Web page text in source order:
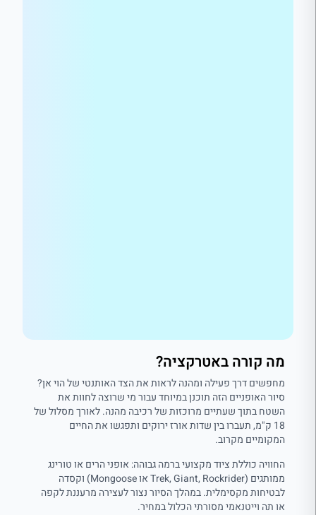
מה קורה באטרקציה?
מחפשים דרך פעילה ומהנה לראות את הצד האותנטי של הוי אן?
סיור האופניים הזה תוכנן במיוחד עבור מי שרוצה לחוות את
השטח בתוך שעתיים מרוכזות של רכיבה מהנה. לאורך מסלול של
18 ק"מ, תעברו בין שדות אורז ירוקים ותפגשו את החיים
המקומיים מקרוב.
החוויה כוללת ציוד מקצועי ברמה גבוהה: אופני הרים או טורינג
ממותגים (Trek, Giant, Rockrider או Mongoose) וקסדה
לבטיחות מקסימלית. במהלך הסיור נצור לעצירה מרעננת לקפה
או תה וייטנאמי מסורתי הכלול במחיר.